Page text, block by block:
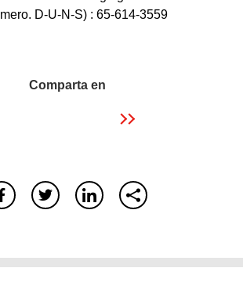
D-U-N-S) : 65-614-3559
Comparta en